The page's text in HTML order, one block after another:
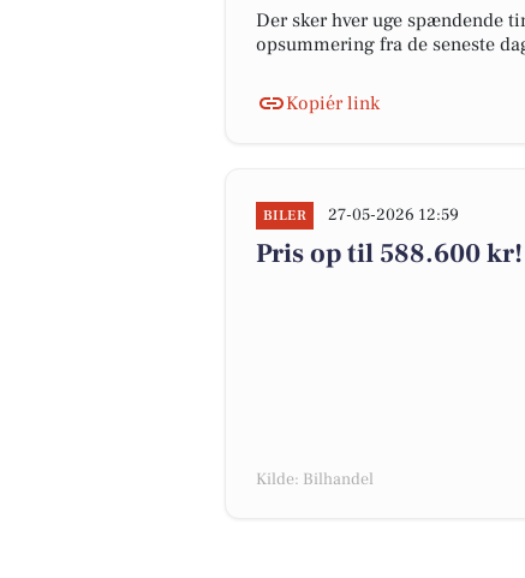
Der sker hver uge spændende
opsummering fra de seneste
Kopiér link
BILER 27-05-2026 12:59
Pris op til 588.600
Kilde: Bilhandel